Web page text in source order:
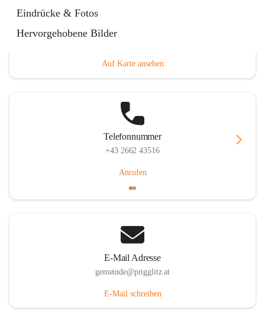
Eindrücke & Fotos
Hervorgehobene BilderHauptadresse
Auf Karte ansehen
Telefonnummer
+43 2662 43516
Anrufen
E-Mail Adresse
gemeinde@prigglitz.at
E-Mail schreiben